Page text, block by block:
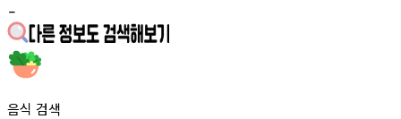
-
음식 검색